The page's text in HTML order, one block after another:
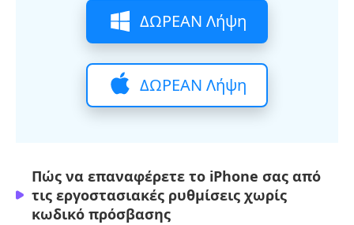
ΔΩΡΕΑΝ Λήψη
ΔΩΡΕΑΝ Λήψη
Πώς να επαναφέρετε το iPhone σας από
τις εργοστασιακές ρυθμίσεις χωρίς
κωδικό πρόσβασης